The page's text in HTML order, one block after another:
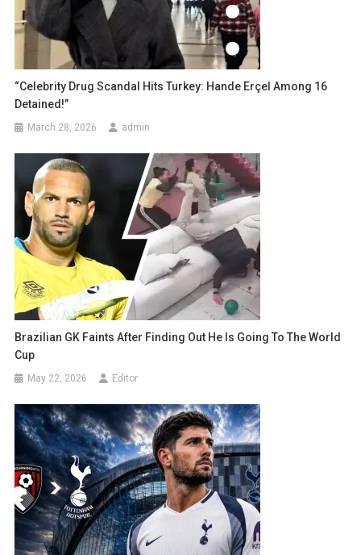
“Celebrity Drug Scandal Hits Turkey: Hande Erçel Among 16
Detained!”
March 28, 2026 admin
Brazilian GK Faints After Finding Out He Is Going To The World
Cup
May 22, 2026 Editor